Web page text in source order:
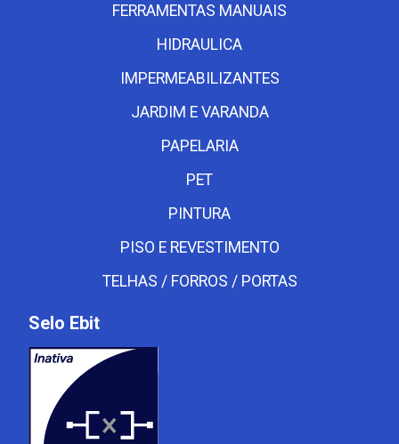
FERRAMENTAS MANUAIS
HIDRAULICA
IMPERMEABILIZANTES
JARDIM E VARANDA
PAPELARIA
PET
PINTURA
PISO E REVESTIMENTO
TELHAS / FORROS / PORTAS
Selo Ebit